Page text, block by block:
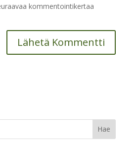
kommentointikertaa